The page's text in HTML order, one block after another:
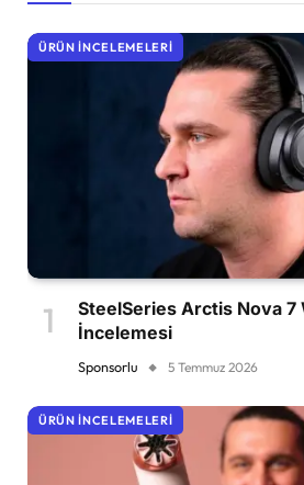
ÜRÜN İNCELEMELERI
SteelSeries Arctis Nova 7
İncelemesi
Sponsorlu 5 Temmuz 2026
ÜRÜN İNCELEMELERI